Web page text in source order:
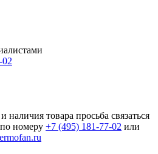
02
наличия товара просьба связаться
номеру +7 (495) 181-77-02 или